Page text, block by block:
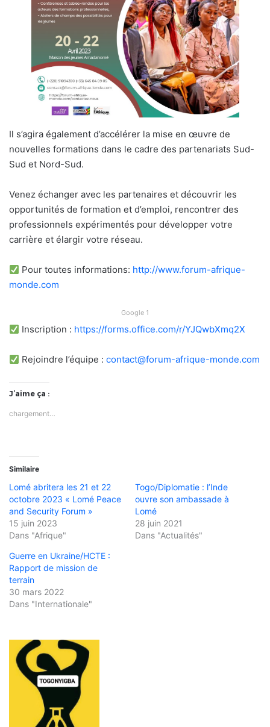
Il s’agira également d’accélérer la mise en œuvre de
nouvelles formations dans le cadre des partenariats Sud-
Sud et Nord-Sud.
Venez échanger avec les partenaires et découvrir les
opportunités de formation et d’emploi, rencontrer des
professionnels expérimentés pour développer votre
carrière et élargir votre réseau.
Pour toutes informations: http://www.forum-afrique-
monde.com
Google 1
Inscription : https://forms.office.com/r/YJQwbXmq2X
Rejoindre l’équipe :contact@forum-afrique-monde.com
J’aime ça :
chargement…
Similaire
Lomé abritera les 21 et 22
octobre 2023 « Lomé Peace
and Security Forum »
15 juin 2023
Dans "Afrique"
Togo/Diplomatie : l’Inde
ouvre son ambassade à
Lomé
28 juin 2021
Dans "Actualités"
Guerre en Ukraine/HCTE :
Rapport de mission de
terrain
30 mars 2022
Dans "Internationale"